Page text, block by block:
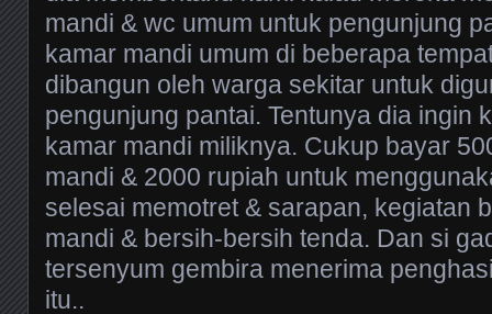
mandi & wc umum untuk pengunjung
kamar mandi umum di beberapa
dibangun oleh warga sekitar untuk
pengunjung pantai. Tentunya dia ingin
kamar mandi miliknya. Cukup bayar
mandi & 2000 rupiah untuk
selesai memotret & sarapan, kegiatan
mandi & bersih-bersih tenda. Dan si
tersenyum gembira menerima
itu..